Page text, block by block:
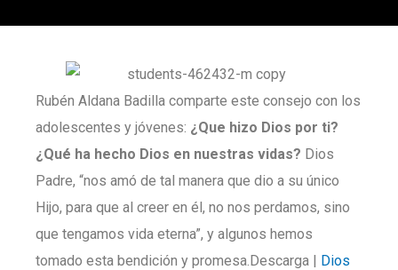
Rubén Aldana Badilla comparte este consejo con los
adolescentes y jóvenes: ¿Que hizo Dios por ti?
¿Qué ha hecho Dios en nuestras vidas? Dios
Padre, “nos amó de tal manera que dio a su único
Hijo, para que al creer en él, no nos perdamos, sino
que tengamos vida eterna”, y algunos hemos
tomado esta bendición y promesa.Descarga | Dios